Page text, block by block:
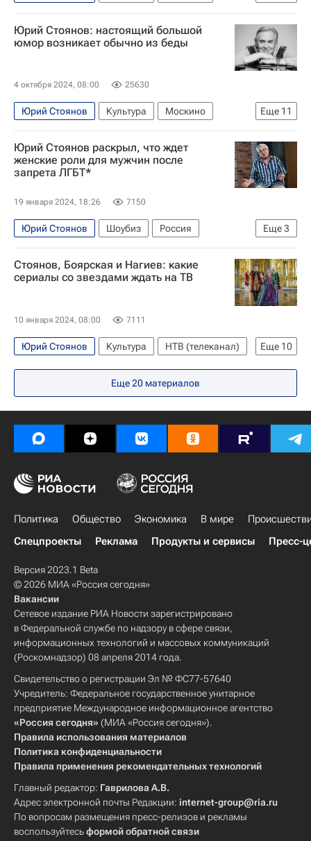
Новости культуры
Интервью
Знаменитости
Интервью - Культура
Юрий Стоянов: настоящий большой
юмор возникает обычно из беды
4 октября 2024, 08:00 25630
Еще 11
Юрий Стоянов Культура
Москино
Ирина Розанова
что посмотреть
Интервью - Культура
Россия-1 (телеканал)
ВГТРК
юмор
Новости культуры
Интервью
Юрий Стоянов раскрыл, что ждет
женские роли для мужчин после
запрета ЛГБТ*
19 января 2024, 18:26 7150
Еще3
Юрий Стоянов Шоубиз
Россия
Знаменитости
Культура
ЛГБТ*-сообщество
Стоянов, Боярская и Нагиев: какие
сериалы со звездами ждать на ТВ
10 января 2024, 08:00 7111
Еще 10
Юрий Стоянов Культура
НТВ (телеканал)
Елизавета Боярская
Екатерина II
Первый канал (телеканал)
ВГТРК
СТС (телеканал)
Ирина Розанова
Дмитрий Нагиев
что посмотреть
Еще20 материалов
Политика Общество Экономика В мире
Спецпроекты
Реклама Продукты и сервисы Пресс-
Версия 2023.1 Beta
© 2026 МИА «Россия сегодня»
Вакансии
Сетевое издание РИА Новости зарегистрировано
в Федеральной службе по надзору в сфере связи,
информационных технологий и массовых коммуникаций
(Роскомнадзор) 08 апреля 2014 года.
Свидетельство о регистрации Эл № ФС77-57640
Учредитель: Федеральное государственное унитарное
предприятие Международное информационное агентство
«Россия сегодня» (МИА «Россия сегодня»).
Правила использования материалов
Политика конфиденциальности
Правила применения рекомендательных технологий
Главный редактор: Гаврилова А.В.
Адрес электронной почты Редакции: internet-group@ria.ru
По вопросам размещения пресс-релизов и рекламы
воспользуйтесьформой обратной связи